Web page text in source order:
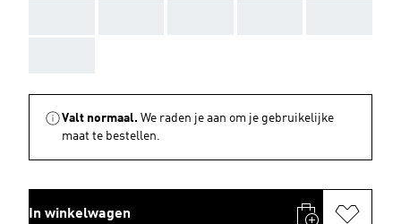
Valt normaal. We raden je aan om je gebruikelijke
maat te bestellen.
In winkelwagen